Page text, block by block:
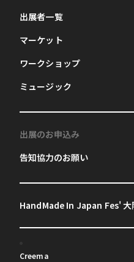
出展者一覧
マーケット
ワークショップ
ミュージック
出展のお申込み
告知協力のお願い
HandMade In Japan Fes' 大
Creema